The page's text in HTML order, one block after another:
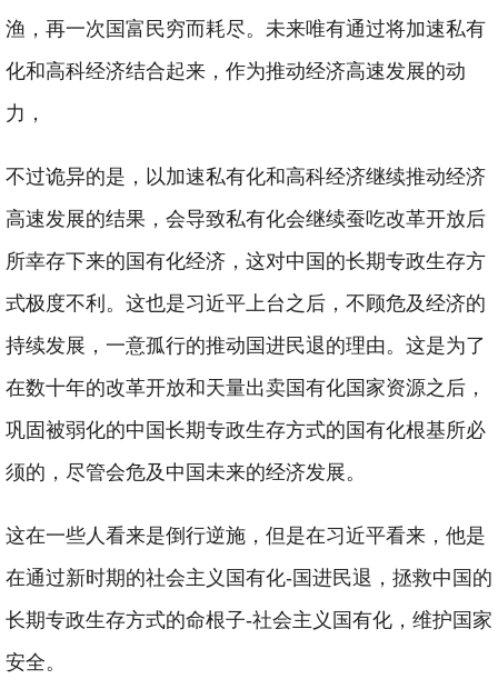
渔，再一次国富民穷而耗尽。未来唯有通过将加速私有
化和高科经济结合起来，作为推动经济高速发展的动
力，
不过诡异的是，以加速私有化和高科经济继续推动经济
高速发展的结果，会导致私有化会继续蚕吃改革开放后
所幸存下来的国有化经济，这对中国的长期专政生存方
式极度不利。这也是习近平上台之后，不顾危及经济的
持续发展，一意孤行的推动国进民退的理由。这是为了
在数十年的改革开放和天量出卖国有化国家资源之后，
巩固被弱化的中国长期专政生存方式的国有化根基所必
须的，尽管会危及中国未来的经济发展。
这在一些人看来是倒行逆施，但是在习近平看来，他是
在通过新时期的社会主义国有化-国进民退，拯救中国的
长期专政生存方式的命根子-社会主义国有化，维护国家
安全。